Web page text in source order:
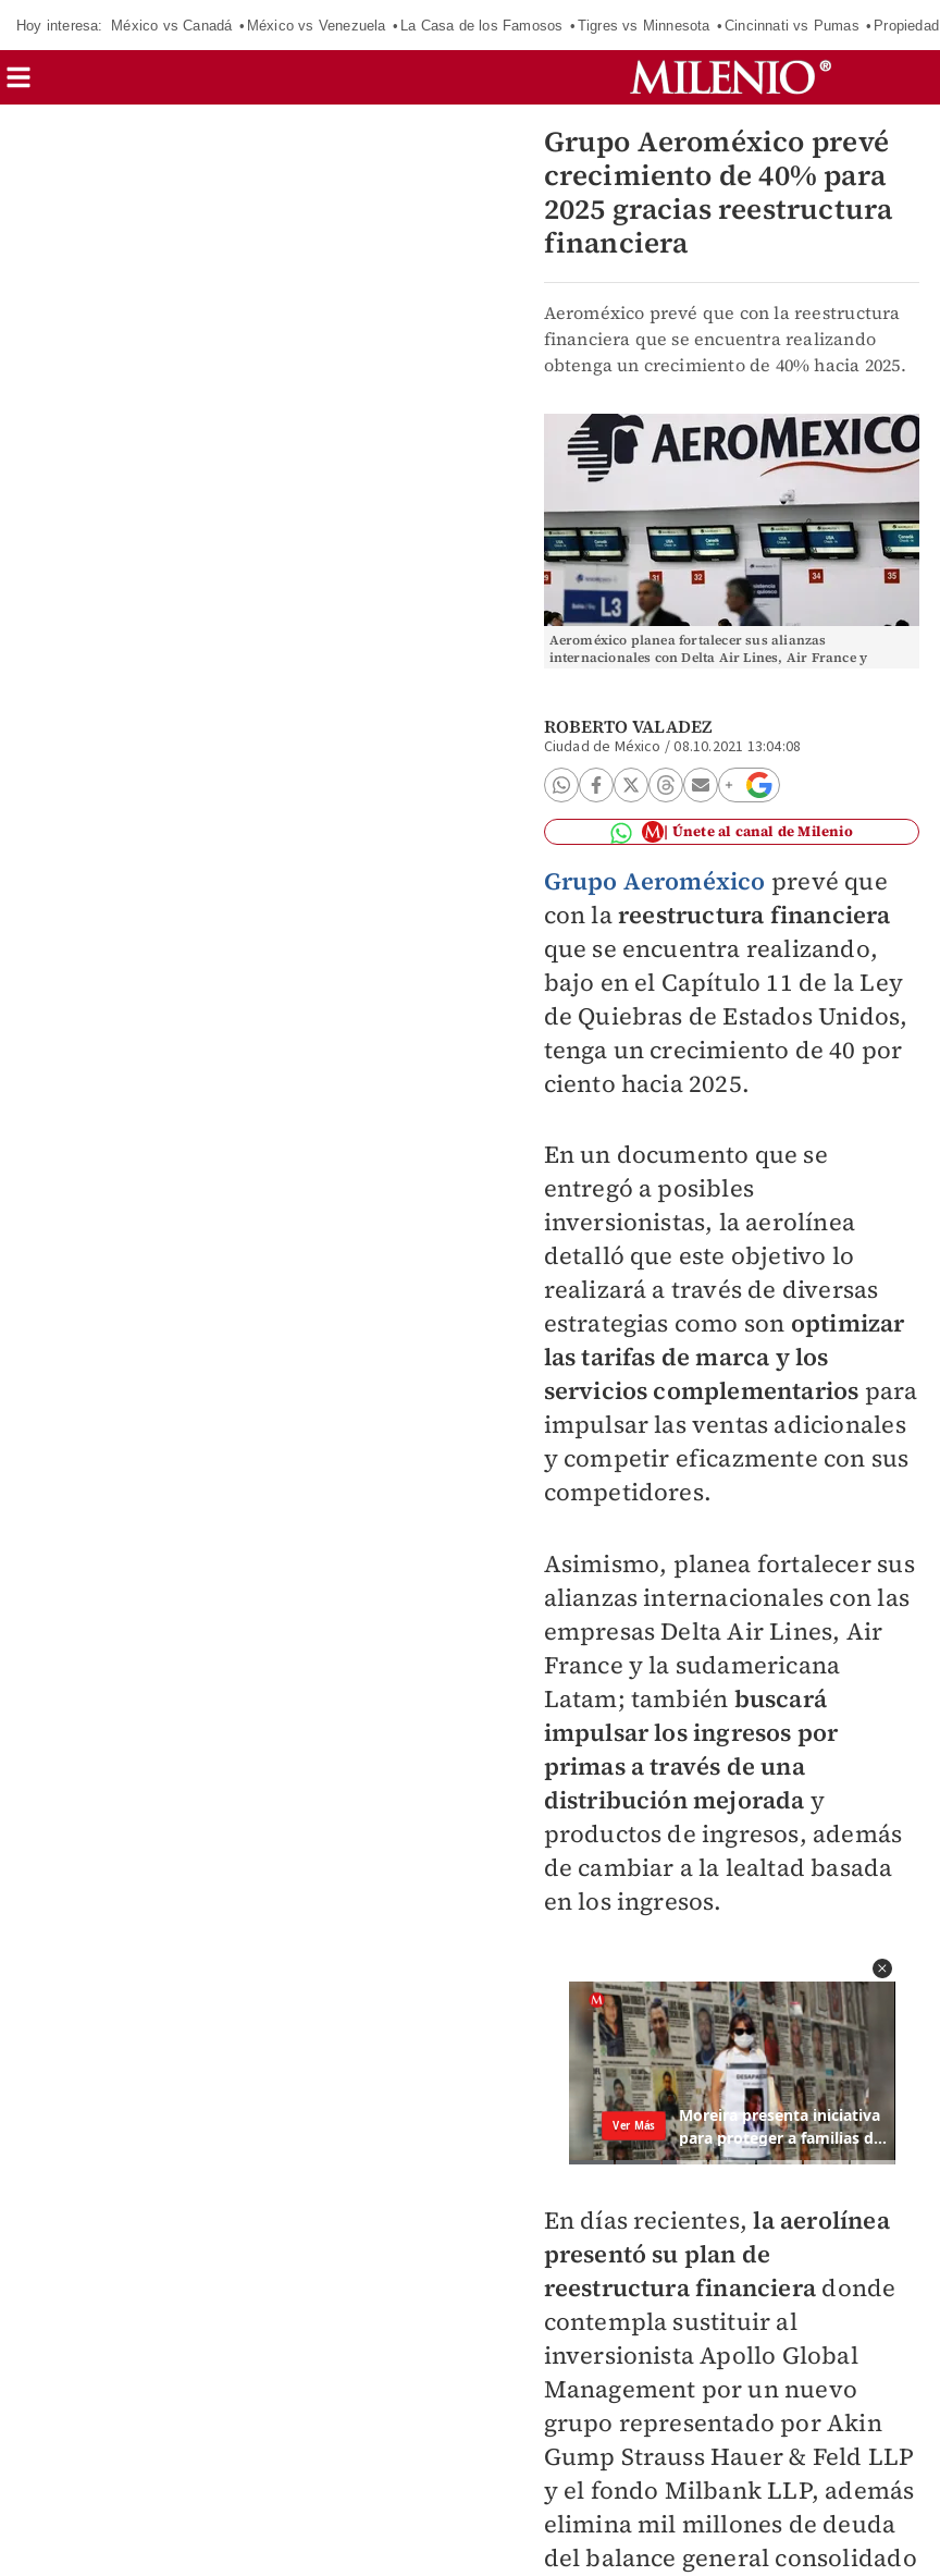
Hoy interesa: México vs Canadá México vs Venezuela La Casa de los Famosos Tigres vs Minnesota Cincinnati vs Pumas Propiedad
Grupo Aeroméxico prevé
crecimiento de 40% para
2025 gracias reestructura
financiera
Aeroméxico prevé que con la reestructura
financiera que se encuentra realizando
obtenga un crecimiento de 40% hacia 2025.
Aeroméxico planea fortalecer sus alianzas
internacionales con Delta Air Lines, Air France y
ROBERTO VALADEZ
Ciudad de México /08.10.2021 13:04:08
Únete al canal de Milenio
Grupo Aeroméxico prevé que
con lareestructura financiera
que se encuentra realizando,
bajo en el Capítulo 11 de la Ley
de Quiebras de Estados Unidos,
tenga un crecimiento de 40 por
ciento hacia 2025.
En un documento que se
entregó a posibles
inversionistas, la aerolínea
detalló que este objetivo lo
realizará a través de diversas
estrategias como son optimizar
las tarifas de marca y los
servicios complementarios para
impulsar las ventas adicionales
y competir eficazmente con sus
competidores.
Asimismo, planea fortalecer sus
alianzas internacionales con las
empresas Delta Air Lines, Air
France y la sudamericana
Latam; también buscará
impulsar los ingresos por
primas a través de una
distribución mejorada y
productos de ingresos, además
de cambiar a la lealtad basada
en los ingresos.
En días recientes, la aerolínea
presentó su plan de
reestructura financiera donde
contempla sustituir al
inversionista Apollo Global
Management por un nuevo
grupo representado por Akin
Gump Strauss Hauer & Feld LLP
y el fondo Milbank LLP, además
elimina mil millones de deuda
del balance general consolidado